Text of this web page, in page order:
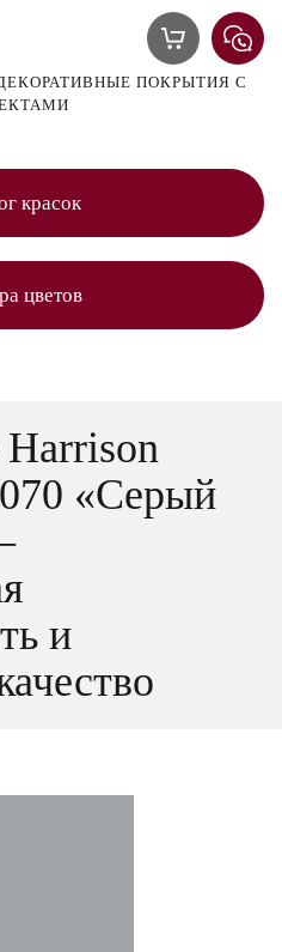
ПОКРЫТИЯ С
красок
цветов
«Серый
и